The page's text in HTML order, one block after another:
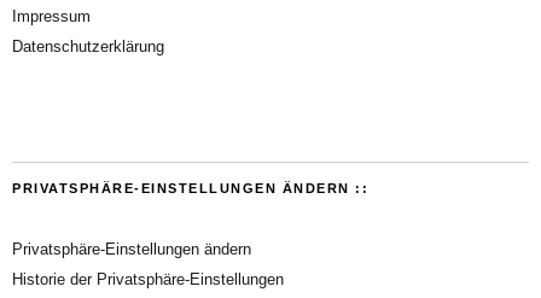
Impressum
Datenschutzerklärung
PRIVATSPHÄRE-EINSTELLUNGEN ÄNDERN ::
Privatsphäre-Einstellungen ändern
Historie der Privatsphäre-Einstellungen